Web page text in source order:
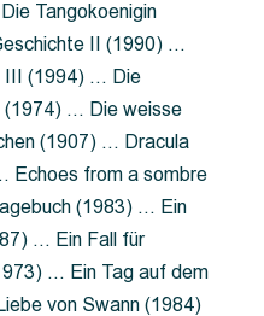
Tangokoenigin
II (1990) …
III (1994) … Die
(1974) … Die weisse
(1907) … Dracula
Echoes from a sombre
(1983) … Ein
… Ein Fall für
… Ein Tag auf dem
von Swann (1984)